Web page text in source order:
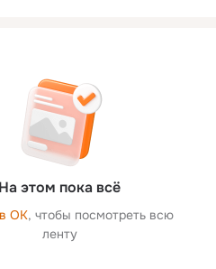
На этом пока всё
ОК, чтобы посмотреть всю
ленту